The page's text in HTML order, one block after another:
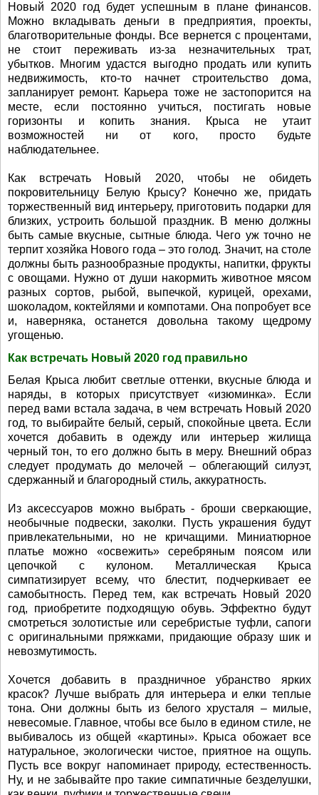
Новый 2020 год будет успешным в плане финансов.
Можно вкладывать деньги в предприятия, проекты,
благотворительные фонды. Все вернется с процентами,
не стоит переживать из-за незначительных трат,
убытков. Многим удастся выгодно продать или купить
недвижимость, кто-то начнет строительство дома,
запланирует ремонт. Карьера тоже не застопорится на
месте, если постоянно учиться, постигать новые
горизонты и копить знания. Крыса не утаит
возможностей ни от кого, просто будьте
наблюдательнее.
Как встречать Новый 2020, чтобы не обидеть
покровительницу Белую Крысу? Конечно же, придать
торжественный вид интерьеру, приготовить подарки для
близких, устроить большой праздник. В меню должны
быть самые вкусные, сытные блюда. Чего уж точно не
терпит хозяйка Нового года – это голод. Значит, на столе
должны быть разнообразные продукты, напитки, фрукты
с овощами. Нужно от души накормить животное мясом
разных сортов, рыбой, выпечкой, курицей, орехами,
шоколадом, коктейлями и компотами. Она попробует все
и, наверняка, останется довольна такому щедрому
угощенью.
Как встречать Новый 2020 год правильно
Белая Крыса любит светлые оттенки, вкусные блюда и
наряды, в которых присутствует «изюминка». Если
перед вами встала задача, в чем встречать Новый 2020
год, то выбирайте белый, серый, спокойные цвета. Если
хочется добавить в одежду или интерьер жилища
черный тон, то его должно быть в меру. Внешний образ
следует продумать до мелочей – облегающий силуэт,
сдержанный и благородный стиль, аккуратность.
Из аксессуаров можно выбрать - броши сверкающие,
необычные подвески, заколки. Пусть украшения будут
привлекательными, но не кричащими. Миниатюрное
платье можно «освежить» серебряным поясом или
цепочкой с кулоном. Металлическая Крыса
симпатизирует всему, что блестит, подчеркивает ее
самобытность. Перед тем, как встречать Новый 2020
год, приобретите подходящую обувь. Эффектно будут
смотреться золотистые или серебристые туфли, сапоги
с оригинальными пряжками, придающие образу шик и
невозмутимость.
Хочется добавить в праздничное убранство ярких
красок? Лучше выбрать для интерьера и елки теплые
тона. Они должны быть из белого хрусталя – милые,
невесомые. Главное, чтобы все было в едином стиле, не
выбивалось из общей «картины». Крыса обожает все
натуральное, экологически чистое, приятное на ощупь.
Пусть все вокруг напоминает природу, естественность.
Ну, и не забывайте про такие симпатичные безделушки,